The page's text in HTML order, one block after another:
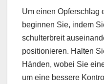
Um einen Opferschlag
beginnen Sie, indem
schulterbreit
positionieren. Halten
Händen, wobei Sie
um eine bessere